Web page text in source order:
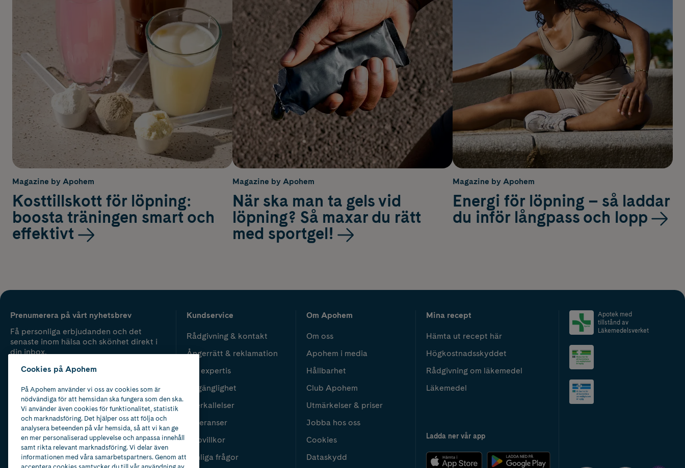
Magazine by Apohem
Kosttillskott för löpning:
boosta träningen smart och
effektivt
Magazine by Apohem
När ska man ta gels vid
löpning? Så maxar du rätt
med sportgel!
Magazine by Apohem
Energi för löpning – så laddar
du inför långpass och lopp
Prenumerera på vårt nyhetsbrev
Få personliga erbjudanden och det
senaste inom hälsa och skönhet direkt i
din inbox.
Kundservice
Rådgivning & kontakt
Ångerrätt & reklamation
Vår expertis
Tillgänglighet
Återkallelser
Leveranser
Köpvillkor
Vanliga frågor
Om Apohem
Om oss
Apohem i media
Hållbarhet
Club Apohem
Utmärkelser & priser
Jobba hos oss
Cookies
Dataskydd
Mina recept
Hämta ut recept här
Högkostnadsskyddet
Rådgivning om läkemedel
Läkemedel
Ladda ner vår app
Apotek med
tillstånd av
Läkemedelsverket
Cookies på Apohem
På Apohem använder vi oss av cookies som är
nödvändiga för att hemsidan ska fungera som den ska.
Vi använder även cookies för funktionalitet, statistik
och marknadsföring. Det hjälper oss att följa och
analysera beteenden på vår hemsida, så att vi kan ge
en mer personaliserad upplevelse och anpassa innehåll
samt rikta relevant marknadsföring. Vi delar även
informationen med våra samarbetspartners. Genom att